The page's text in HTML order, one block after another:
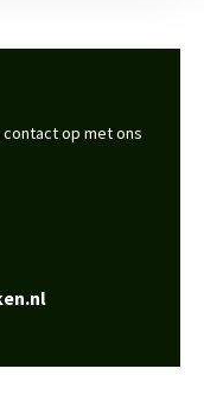
contact op met ons